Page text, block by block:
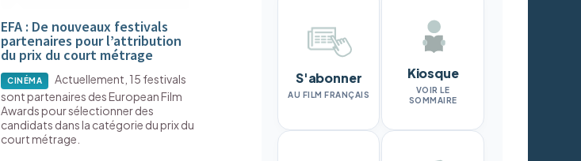
EFA : De nouveaux festivals
partenaires pour l’attribution
du prix du court métrage
CINÉMA
Actuellement, 15 festivals
sont partenaires des European Film
Awards pour sélectionner des
candidats dans la catégorie du prix du
court métrage.
S'abonner
AU FILM FRANÇAIS
Kiosque
VOIR LE
SOMMAIRE